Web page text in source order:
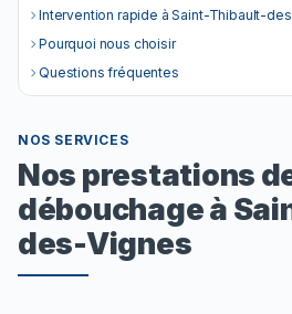
Intervention rapide à Saint-Thibault-
Pourquoi nous choisir
Questions fréquentes
NOS SERVICES
Nos prestations
débouchage à
des-Vignes